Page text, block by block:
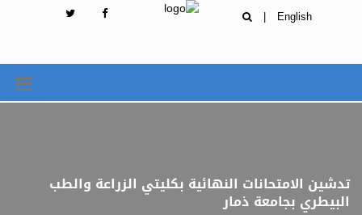
English
|
تدشين الامتحانات النهائية بكليتي الزراعة والطب
البيطري بجامعة ذمار